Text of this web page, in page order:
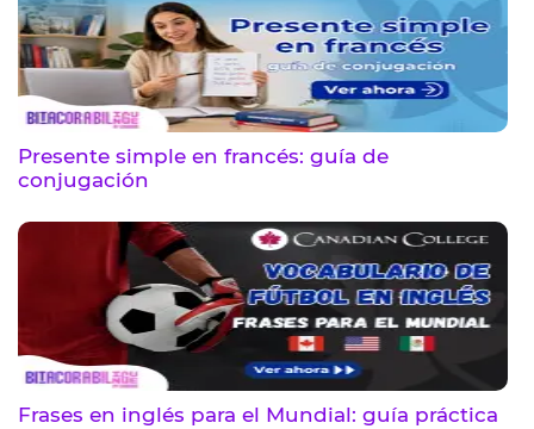
Presente simple en francés: guía de
conjugación
Frases en inglés para el Mundial: guía práctica